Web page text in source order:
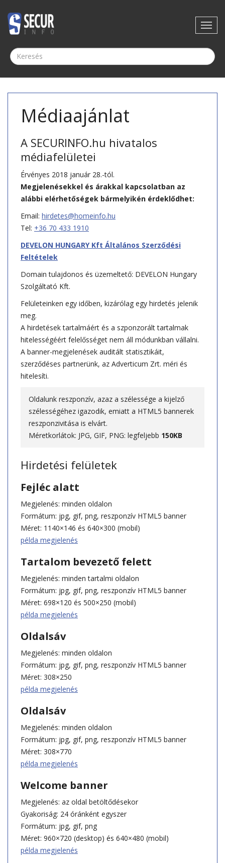
Médiaajánlat
A SECURINFO.hu hivatalos
médiafelületei
Érvényes 2018 január 28.-tól.
Megjelenésekkel és árakkal kapcsolatban az
alábbi elérhetőségek bármelyikén érdeklődhet:
Email: hirdetes@homeinfo.hu
Tel: +36 70 433 1910
DEVELON HUNGARY Kft Általános Szerződési
Feltételek
Domain tulajdonos és üzemeltető: DEVELON Hungary
Szolgáltató Kft.
Felületeinken egy időben, kizárólag egy hirdetés jelenik
meg.
A hirdetések tartalmáért és a szponzorált tartalmak
hitelességéért felelősséget nem áll módunkban vállalni.
A banner-megjelenések auditált statisztikáit,
szerződéses partnerünk, az Adverticum Zrt. méri és
hitelesíti.
Oldalunk reszponzív, azaz a szélessége a kijelző
szélességéhez igazodik, emiatt a HTML5 bannerek
reszponzivitása is elvárt.
Méretkorlátok: JPG, GIF, PNG: legfeljebb 150KB
Hirdetési felületek
Fejléc alatt
Megjelenés: minden oldalon
Formátum: jpg, gif, png, reszponzív HTML5 banner
Méret: 1140×146 és 640×300 (mobil)
példa megjelenés
Tartalom bevezető felett
Megjelenés: minden tartalmi oldalon
Formátum: jpg, gif, png, reszponzív HTML5 banner
Méret: 698×120 és 500×250 (mobil)
példa megjelenés
Oldalsáv
Megjelenés: minden oldalon
Formátum: jpg, gif, png, reszponzív HTML5 banner
Méret: 308×250
példa megjelenés
Oldalsáv
Megjelenés: minden oldalon
Formátum: jpg, gif, png, reszponzív HTML5 banner
Méret: 308×770
példa megjelenés
Welcome banner
Megjelenés: az oldal betöltődésekor
Gyakoriság: 24 óránként egyszer
Formátum: jpg, gif, png
Méret: 960×720 (desktop) és 640×480 (mobil)
példa megjelenés